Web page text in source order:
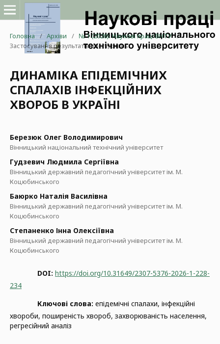
Головна / Архіви / № 1 (2026): Наукові праці ВНТУ /
Застосування результатів досліджень
ДИНАМІКА ЕПІДЕМІЧНИХ
СПАЛАХІВ ІНФЕКЦІЙНИХ
ХВОРОБ В УКРАЇНІ
Березюк Олег Володимирович
Вінницький національний технічний університет
Гудзевич Людмила Сергіївна
Вінницький державний педагогічний університет ім. М.
Коцюбинського
Баюрко Наталія Василівна
Вінницький державний педагогічний університет ім. М.
Коцюбинського
Степаненко Інна Олексіївна
Вінницький державний педагогічний університет ім. М.
Коцюбинського
DOI: https://doi.org/10.31649/2307-5376-2026-1-228-
234
Ключові слова: епідемічні спалахи, інфекційні
хвороби, поширеність хвороб, захворюваність населення,
регресійний аналіз